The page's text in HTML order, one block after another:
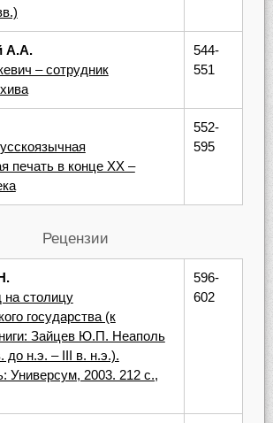
А.А.
– сотрудник
544-
551
печать в конце XX –
552-
595
Рецензии
на столицу
государства (к
Зайцев Ю.П. Неаполь
до н.э. – III в. н.э.).
Универсум, 2003. 212 с.,
596-
602